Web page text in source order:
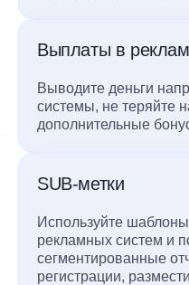
Выплаты в
Выводите деньги
системы, не теряйте
дополнительные
SUB-метки
Используйте
рекламных систем и
сегментированные
регистрации,